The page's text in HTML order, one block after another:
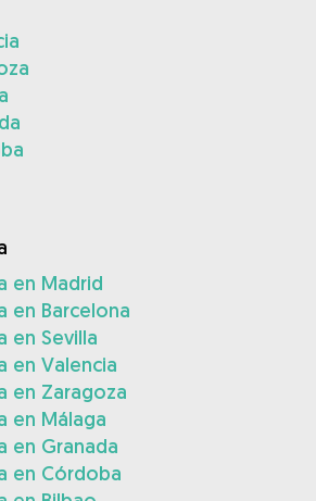
en Madrid
en Barcelona
en Sevilla
en Valencia
en Zaragoza
en Málaga
en Granada
en Córdoba